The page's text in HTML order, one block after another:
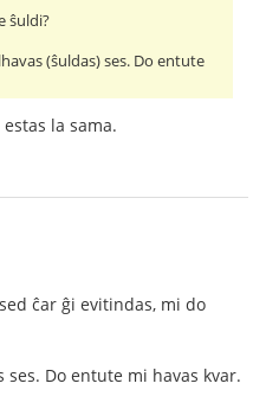
ŝuldi?
(ŝuldas) ses. Do entute
la sama.
ĉar ĝi evitindas, mi do
Do entute mi havas kvar.